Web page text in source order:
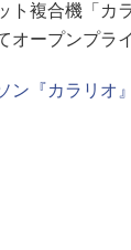
複合機「カ
オープンプライ
ン『カラリオ